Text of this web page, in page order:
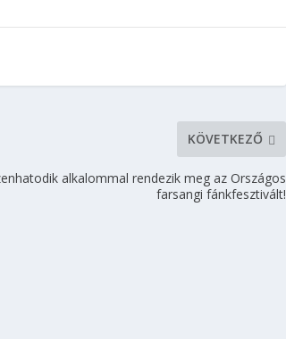
KÖVETKEZŐ
alkalommal rendezik meg az Országos
farsangi fánkfesztivált!